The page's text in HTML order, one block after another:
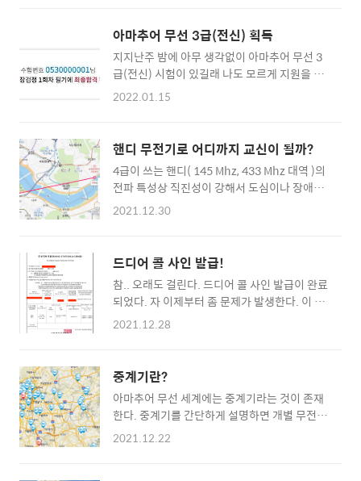
리다..) 일단 교신에 성공하면 필수적으로 알려
주어야 하는 것이 있다. - 자신의 콜사인 - 상대
방 신호의 강도와 명료도 - 가능하면 자신의 위
치 아마추어 무선사란 기본적으로 무선을 통한
교신을 탐구하는 사람들이다. 상대방의 위치가
에 대해 이야기 해주는 것이 기본 예의다. (예의
일뿐만 아니라.. 음..세계 공통 규칙이다 ) 그리
고 좀 더 이야기 하면 자신의 장비에 대해서도
알려주고,... ..
아마추어 무선 3급(전신) 획득
지지난주 밤에 아무 생각없이 아마추어 무선 3
급(전신) 시험이 있길래 나도 모르게 지원을 했
고.. 합격을 했다. 음... 4과목 시험을 봐야 하는
르륵 흝어본게 전부다. 아.. 모르스는 언젠가
CW 통신을 해봐야겠다 싶어서 따로 앱으로
3~4시간 정도 더 공부하긴 했었다. 기본적인 알
파벳 정도는 대충 다 외우고 있다는 소리. 흠.. 3
급 전신급을 땄지만 여전히 아무것도 모른다 ㅋ
잠결에 시험 응시 해버릴지도..-;;
2022.01.15
핸디 무전기로 어디까지 교신이 될까?
4급이 쓰는 핸디( 145 Mhz, 433 Mhz 대역 )의
전파 특성상 직진성이 강해서 도심이나 장애물
이 있으면 교신이 잘 안된다고 한다. 물론 전파
다. 오늘 점심 먹고 옥상에서 교신을 시도했는
데, 강변북로에서 차량으로 달리던 분과 교신이
성공했다. 사실 안될줄 알고 그냥 날린 CQ여서
누가 응답 할줄은 상상도 못했다. 엄청 당황해서
어버버 버벅버벅 거렸는데, 암튼 교신은 성공했
직 지지직~ 교신이 최종 끊어질때 그 분이 거의
한남대교 다와간다고 했는데, 지도로 찍어보니
대충 7km .. 도심에서 7km 면 상당히 선방한..
2021.12.30
드디어 콜 사인 발급!
참.. 오래도 걸린다. 드디어 콜 사인 발급이 완료
되었다. 자 이제부터 좀 문제가 발생한다. 이 콜
사인이라는게 사실상 개인 정보다. 특히 콜사인
발급받은 6글자는 평생 .. 내가 죽어서도 그냥
나한테 귀속되는 정보인거다. 그리고 콜사인을
등록하는 QRZ.com 같은데다가 콜사인 등록을
하면 이름과 주소까지도 어느정도 노출이 되어
버린다. 아마추어 무선 통신이라는게 개인정보
2021.12.28
중계기란?
아마추어 무선 세계에는 중계기라는 것이 존재
한다. 중계기를 간단하게 설명하면 개별 무전기
에서 오는 전파를 받아서 더 강한 신호로 널리
2021.12.22